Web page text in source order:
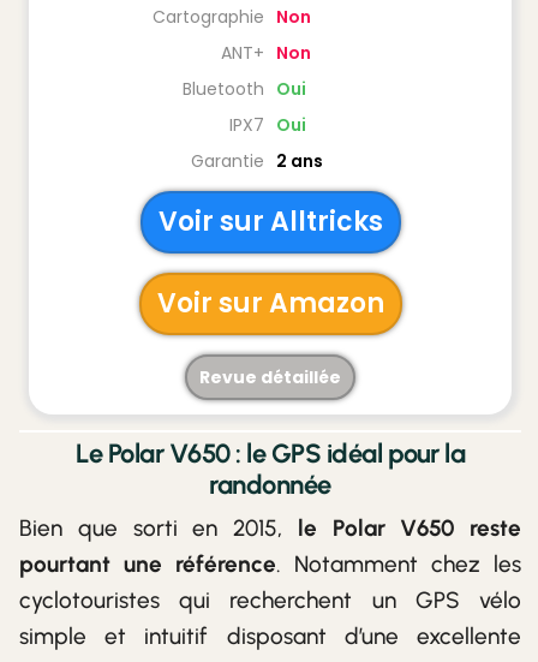
Cartographie Non
ANT+ Non
Bluetooth Oui
IPX7 Oui
Garantie 2 ans
Voir sur Alltricks
Voir sur Amazon
Revue détaillée
Le Polar V650 : le GPS idéal pour la
randonnée
Bien que sorti en 2015, le Polar V650 reste
pourtant une référence. Notamment chez les
cyclotouristes qui recherchent un GPS vélo
simple et intuitif disposant d’une excellente